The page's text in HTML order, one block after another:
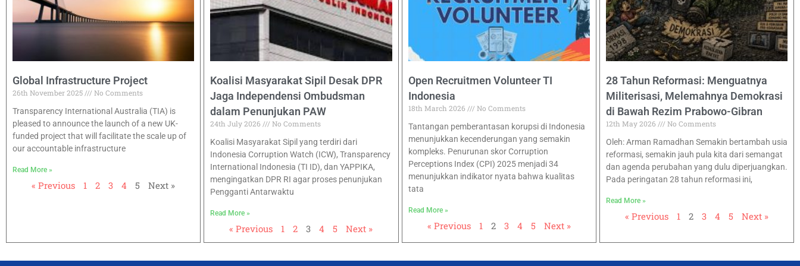
Global Infrastructure Project
26th November 2025
No Comments
Transparency International Australia (TIA) is
pleased to announce the launch of a new UK-
funded project that will facilitate the scale up of
our accountable infrastructure
Read More »
« Previous 1 2 3 4 5 Next »
Koalisi Masyarakat Sipil Desak DPR
Jaga Independensi Ombudsman
dalam Penunjukan PAW
24th July 2026
No Comments
Koalisi Masyarakat Sipil yang terdiri dari
Indonesia Corruption Watch (ICW), Transparency
International Indonesia (TI ID), dan YAPPIKA,
mengingatkan DPR RI agar proses penunjukan
Pengganti Antarwaktu
Read More »
« Previous 1 2 3 4 5 Next »
Open Recruitmen Volunteer TI
Indonesia
18th March 2026
No Comments
Tantangan pemberantasan korupsi di Indonesia
menunjukkan kecenderungan yang semakin
kompleks. Penurunan skor Corruption
Perceptions Index (CPI) 2025 menjadi 34
menunjukkan indikator nyata bahwa kualitas
tata
Read More »
« Previous 1 2 3 4 5 Next »
28 Tahun Reformasi: Menguatnya
Militerisasi, Melemahnya Demokrasi
di Bawah Rezim Prabowo-Gibran
12th May 2026
No Comments
Oleh: Arman Ramadhan Semakin bertambah usia
reformasi, semakin jauh pula kita dari semangat
dan agenda perubahan yang dulu diperjuangkan.
Pada peringatan 28 tahun reformasi ini,
Read More »
« Previous 1 2 3 4 5 Next »